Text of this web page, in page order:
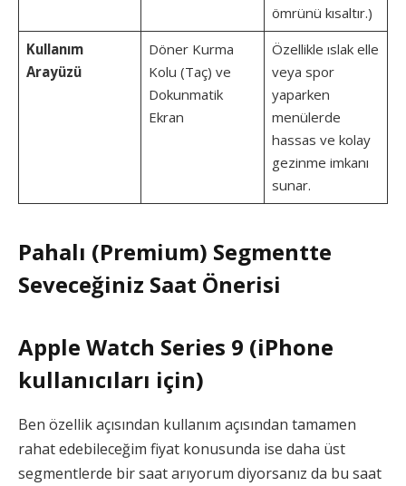
ömrünü kısaltır.)
Kullanım
Arayüzü
Döner Kurma
Kolu (Taç) ve
Dokunmatik
Ekran
Özellikle ıslak elle
veya spor
yaparken
menülerde
hassas ve kolay
gezinme imkanı
sunar.
Pahalı (Premium) Segmentte
Seveceğiniz Saat Önerisi
Apple Watch Series 9 (iPhone
kullanıcıları için)
Ben özellik açısından kullanım açısından tamamen
rahat edebileceğim fiyat konusunda ise daha üst
segmentlerde bir saat arıyorum diyorsanız da bu saat